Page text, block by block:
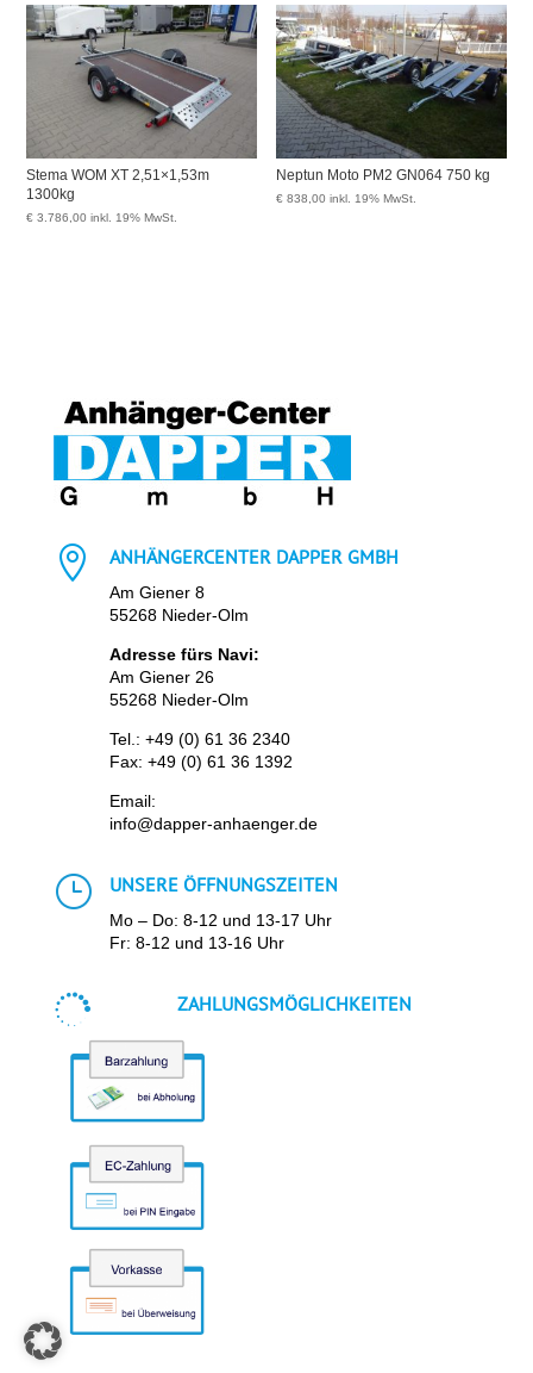
Stema WOM XT 2,51×1,53m
1300kg
€ 3.786,00 inkl. 19% MwSt.
Neptun Moto PM2 GN064 750 kg
€ 838,00 inkl. 19% MwSt.
 ANHÄNGERCENTER DAPPER GMBH
Am Giener 8
55268 Nieder-Olm
Adresse fürs Navi:
Am Giener 26
55268 Nieder-Olm
Tel.: +49 (0) 61 36 2340
Fax: +49 (0) 61 36 1392
Email:
info@dapper-anhaenger.de
} UNSERE ÖFFNUNGSZEITEN
Mo – Do: 8-12 und 13-17 Uhr
Fr: 8-12 und 13-16 Uhr
 ZAHLUNGSMÖGLICHKEITEN